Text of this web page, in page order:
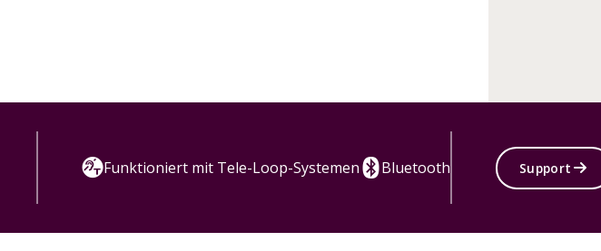
Funktioniert mit Tele-Loop-Systemen Bluetooth Support